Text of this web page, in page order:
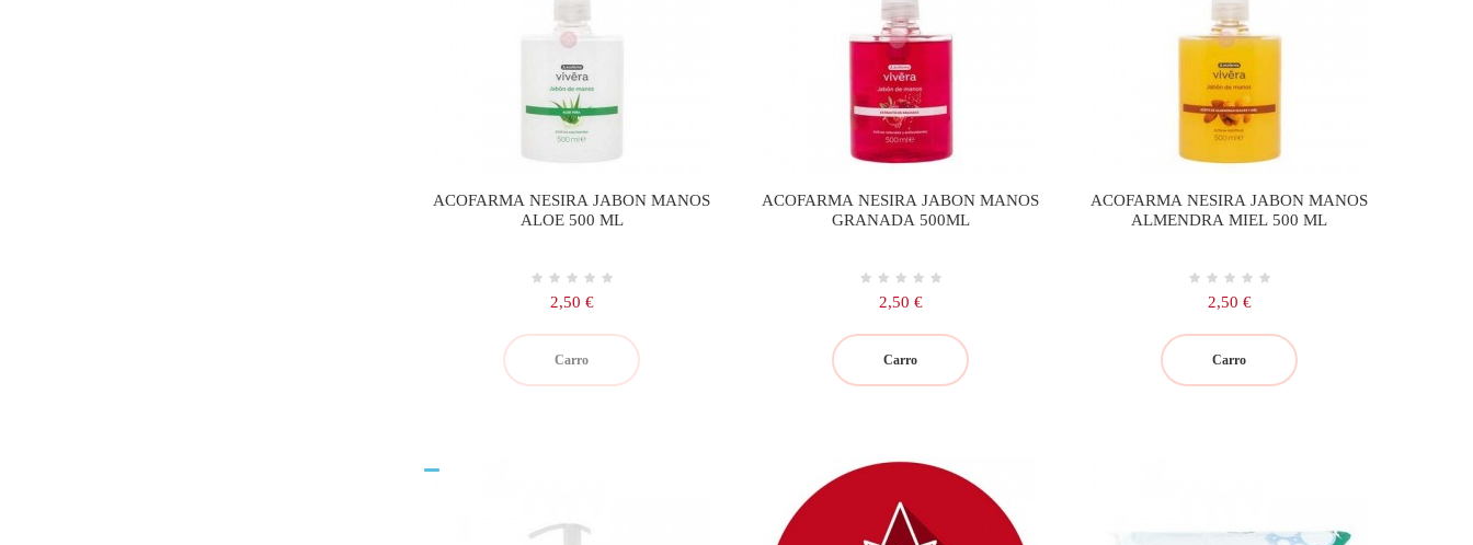
ACOFARMA NESIRA JABON MANOS
ALOE 500 ML
Precio
2,50 €
Carro
ACOFARMA NESIRA JABON MANOS
GRANADA 500ML
Precio
2,50 €
Carro
ACOFARMA NESIRA JABON MANOS
ALMENDRA MIEL 500 ML
Precio
2,50 €
Carro